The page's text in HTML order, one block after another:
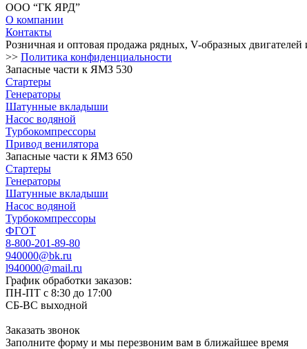
ООО “ГК ЯРД”
О компании
Контакты
Розничная и оптовая продажа рядных, V-образных
>> Политика конфиденциальности
Запасные части к ЯМЗ 530
Стартеры
Генераторы
Шатунные вкладыши
Насос водяной
Турбокомпрессоры
Привод венилятора
Запасные части к ЯМЗ 650
Стартеры
Генераторы
Шатунные вкладыши
Насос водяной
Турбокомпрессоры
ФГОТ
8-800-201-89-80
940000@bk.ru
l940000@mail.ru
График обработки заказов:
ПН-ПТ с 8:30 до 17:00
СБ-ВС выходной
Заказать звонок
Заполните форму и мы перезвоним вам в ближайшее время